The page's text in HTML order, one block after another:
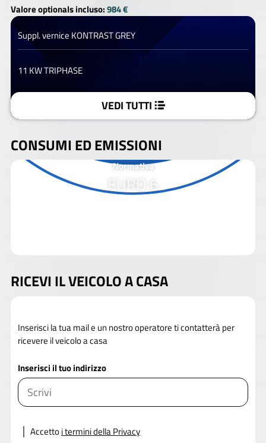
Valore optionals incluso:984 €
Suppl. vernice KONTRAST GREY
11 KW TRIPHASE
VEDI TUTTI
CONSUMI ED EMISSIONI
Normativa
EURO 6
RICEVI IL VEICOLO A CASA
Inserisci la tua mail e un nostro operatore ti contatterà per
ricevere il veicolo a casa
Inserisci il tuo indirizzo
Accettoi termini della Privacy